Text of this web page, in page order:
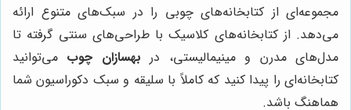
مجموعه‌ای از کتابخانه‌های چوبی را در سبک‌های متنوع ارائه
می‌دهد. از کتابخانه‌های کلاسیک با طراحی‌های سنتی گرفته تا
مدل‌های مدرن و مینیمالیستی، در بهسازان چوب می‌توانید
کتابخانه‌ای را پیدا کنید که کاملاً با سلیقه و سبک دکوراسیون شما
هماهنگ باشد.